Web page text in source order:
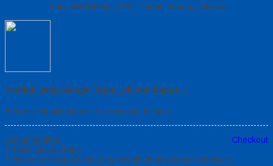
Ruko ABCDE No. 123 - Tanah Abang, Jakarta
Produk yang sangat tepat, pilihan bagus..!
Berhasil ditambahkan ke keranjang belanja
Lanjut Belanja
Checkout
Produk Quick Order
Pemesanan dapat langsung menghubungi kontak dibawah: